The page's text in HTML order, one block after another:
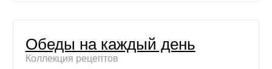
Обеды на каждый день
Коллекция рецептов